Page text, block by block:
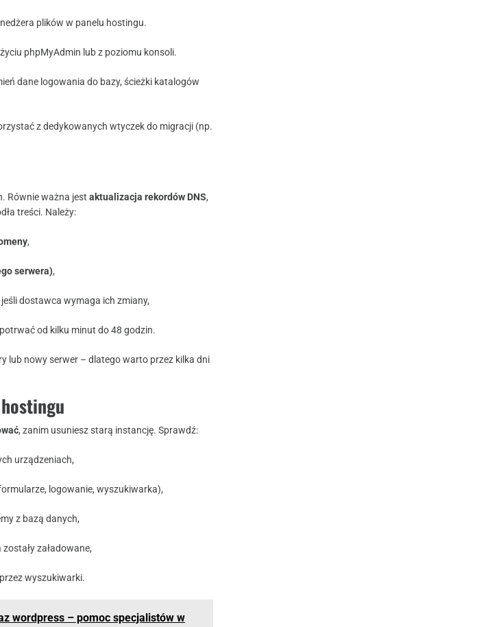
plików w panelu hostingu.
phpMyAdmin lub z poziomu konsoli.
dane logowania do bazy, ścieżki katalogów
z dedykowanych wtyczek do migracji (np.
Równie ważna jest aktualizacja rekordów DNS,
treści. Należy:
,
serwera),
jeśli dostawca wymaga ich zmiany,
od kilku minut do 48 godzin.
lub nowy serwer – dlatego warto przez kilka dni
, zanim usuniesz starą instancję. Sprawdź:
urządzeniach,
logowanie, wyszukiwarka),
z bazą danych,
załadowane,
wyszukiwarki.
wordpress – pomoc specjalistów w